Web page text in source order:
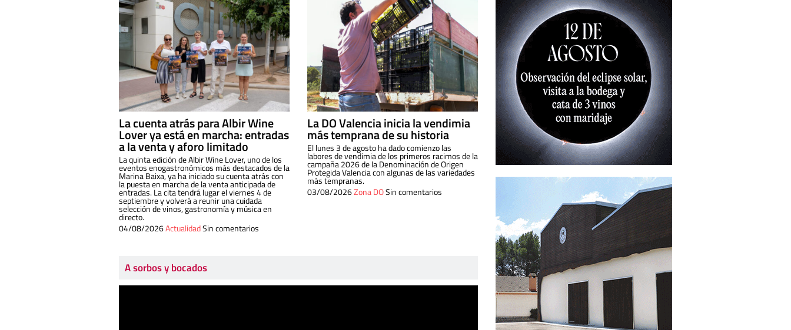
La cuenta atrás para Albir Wine
Lover ya está en marcha: entradas
a la venta y aforo limitado
La quinta edición de Albir Wine Lover, uno de los
eventos enogastronómicos más destacados de la
Marina Baixa, ya ha iniciado su cuenta atrás con
la puesta en marcha de la venta anticipada de
entradas. La cita tendrá lugar el viernes 4 de
septiembre y volverá a reunir una cuidada
selección de vinos, gastronomía y música en
directo.
04/08/2026ActualidadSin comentarios
La DO Valencia inicia la vendimia
más temprana de su historia
El lunes 3 de agosto ha dado comienzo las
labores de vendimia de los primeros racimos de la
campaña 2026 de la Denominación de Origen
Protegida Valencia con algunas de las variedades
más tempranas.
03/08/2026Zona DOSin comentarios
A sorbos y bocados